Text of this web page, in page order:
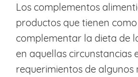
Los complementos
productos que tienen
complementar la dieta de
en aquellas circunstancias
requerimientos de algunos